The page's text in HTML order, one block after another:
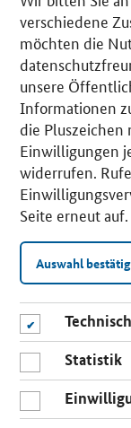
verschiedene
möchten die
unsere
Informationen
die
Einwilligungen
widerrufen.
Seite erneut auf.
Auswahl
Statistik